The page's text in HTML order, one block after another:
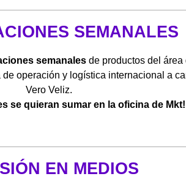
SEMANALES
semanales de productos del área
operación y logística internacional a
Vero Veliz.
se quieran sumar en la oficina de Mkt!
EN MEDIOS